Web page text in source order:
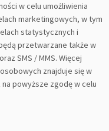
w celu umożliwienia
marketingowych, w tym
statystycznych i
przetwarzane także w
SMS / MMS. Więcej
znajduje się w
powyższe zgodę w celu